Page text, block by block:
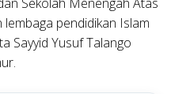
lembaga pendidikan Islam
Sayyid Yusuf Talango